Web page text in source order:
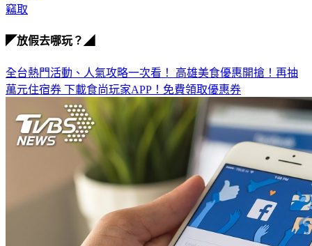
保險業
全台熱門活動、人氣攻略一次看！高雄美食優惠開搶！再抽
下載食尚玩家APP！免費領取優惠券